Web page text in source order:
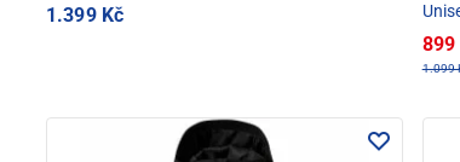
1.399 Kč
899
1.099